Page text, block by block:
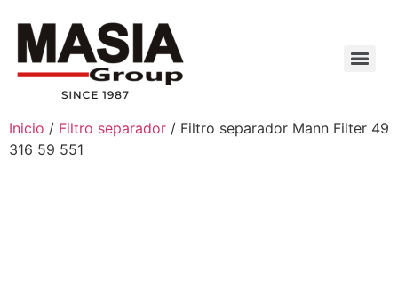
Inicio / Filtro separador / Filtro separador Mann Filter 49
316 59 551